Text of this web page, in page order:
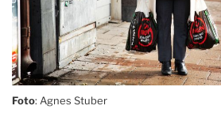
Foto: Agnes Stuber